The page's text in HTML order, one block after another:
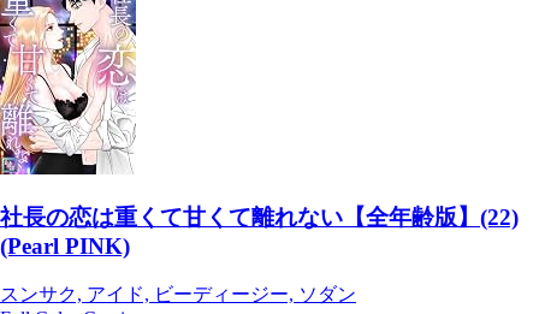
社長の恋は重くて甘くて離れない【全年齢版】(22)
(Pearl PINK)
スンサク, アイド, ビーディージー, ソダン